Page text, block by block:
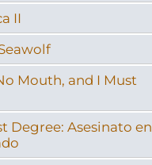
II
Mouth, and I Must
Degree: Asesinato en